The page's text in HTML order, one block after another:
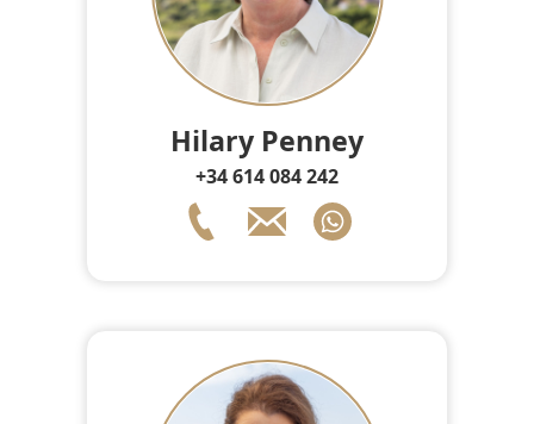
Hilary Penney
+34 614 084 242